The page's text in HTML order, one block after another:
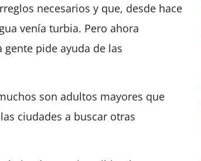
necesarios y que, desde hace
venía turbia. Pero ahora
pide ayuda de las
son adultos mayores que
ciudades a buscar otras